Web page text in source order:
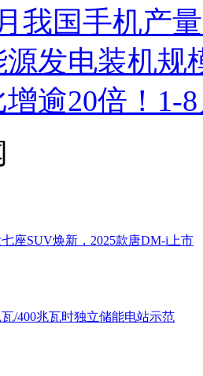
我国手机产
发电装机规
逾20倍！1-
座SUV焕新，2025款唐DM-i上市
/400兆瓦时独立储能电站示范